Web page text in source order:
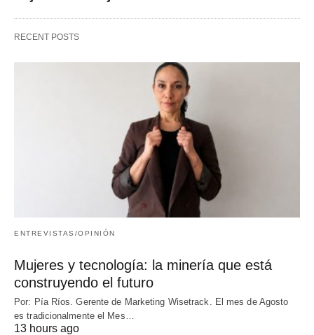
RECENT POSTS
ENTREVISTAS/OPINIÓN
Mujeres y tecnología: la minería que está
construyendo el futuro
Por: Pía Ríos. Gerente de Marketing Wisetrack. El mes de Agosto
es tradicionalmente el Mes…
13 hours ago